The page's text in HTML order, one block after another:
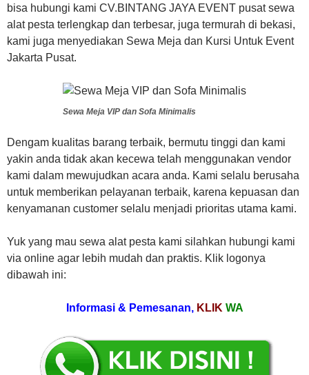
bisa hubungi kami CV.BINTANG JAYA EVENT pusat sewa
alat pesta terlengkap dan terbesar, juga termurah di bekasi,
kami juga menyediakan Sewa Meja dan Kursi Untuk Event
Jakarta Pusat.
Sewa Meja VIP dan Sofa Minimalis
Dengam kualitas barang terbaik, bermutu tinggi dan kami
yakin anda tidak akan kecewa telah menggunakan vendor
kami dalam mewujudkan acara anda. Kami selalu berusaha
untuk memberikan pelayanan terbaik, karena kepuasan dan
kenyamanan customer selalu menjadi prioritas utama kami.
Yuk yang mau sewa alat pesta kami silahkan hubungi kami
via online agar lebih mudah dan praktis. Klik logonya
dibawah ini:
Informasi & Pemesanan, KLIK WA